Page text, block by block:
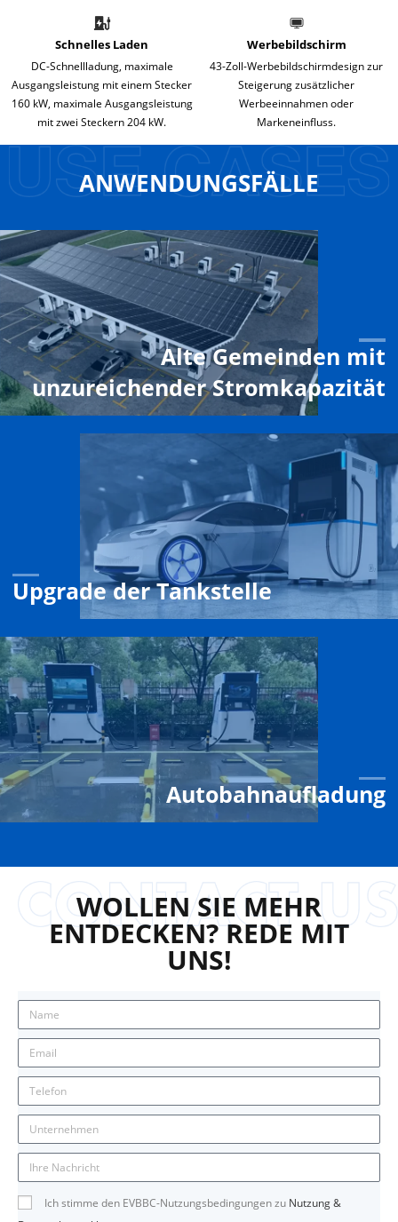
Schnelles Laden
DC-Schnellladung, maximale
Ausgangsleistung mit einem Stecker
160 kW, maximale Ausgangsleistung
mit zwei Steckern 204 kW.
Werbebildschirm
43-Zoll-Werbebildschirmdesign zur
Steigerung zusätzlicher
Werbeeinnahmen oder
Markeneinfluss.
ANWENDUNGSFÄLLE
Alte Gemeinden mit
unzureichender Stromkapazität
Upgrade der Tankstelle
Autobahnaufladung
WOLLEN SIE MEHR
ENTDECKEN? REDE MIT
UNS!
Ich stimme den EVBBC-Nutzungsbedingungen zu Nutzung &